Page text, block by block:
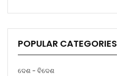
POPULAR CATEGORIES
ଦେଶ - ବିଦେଶ